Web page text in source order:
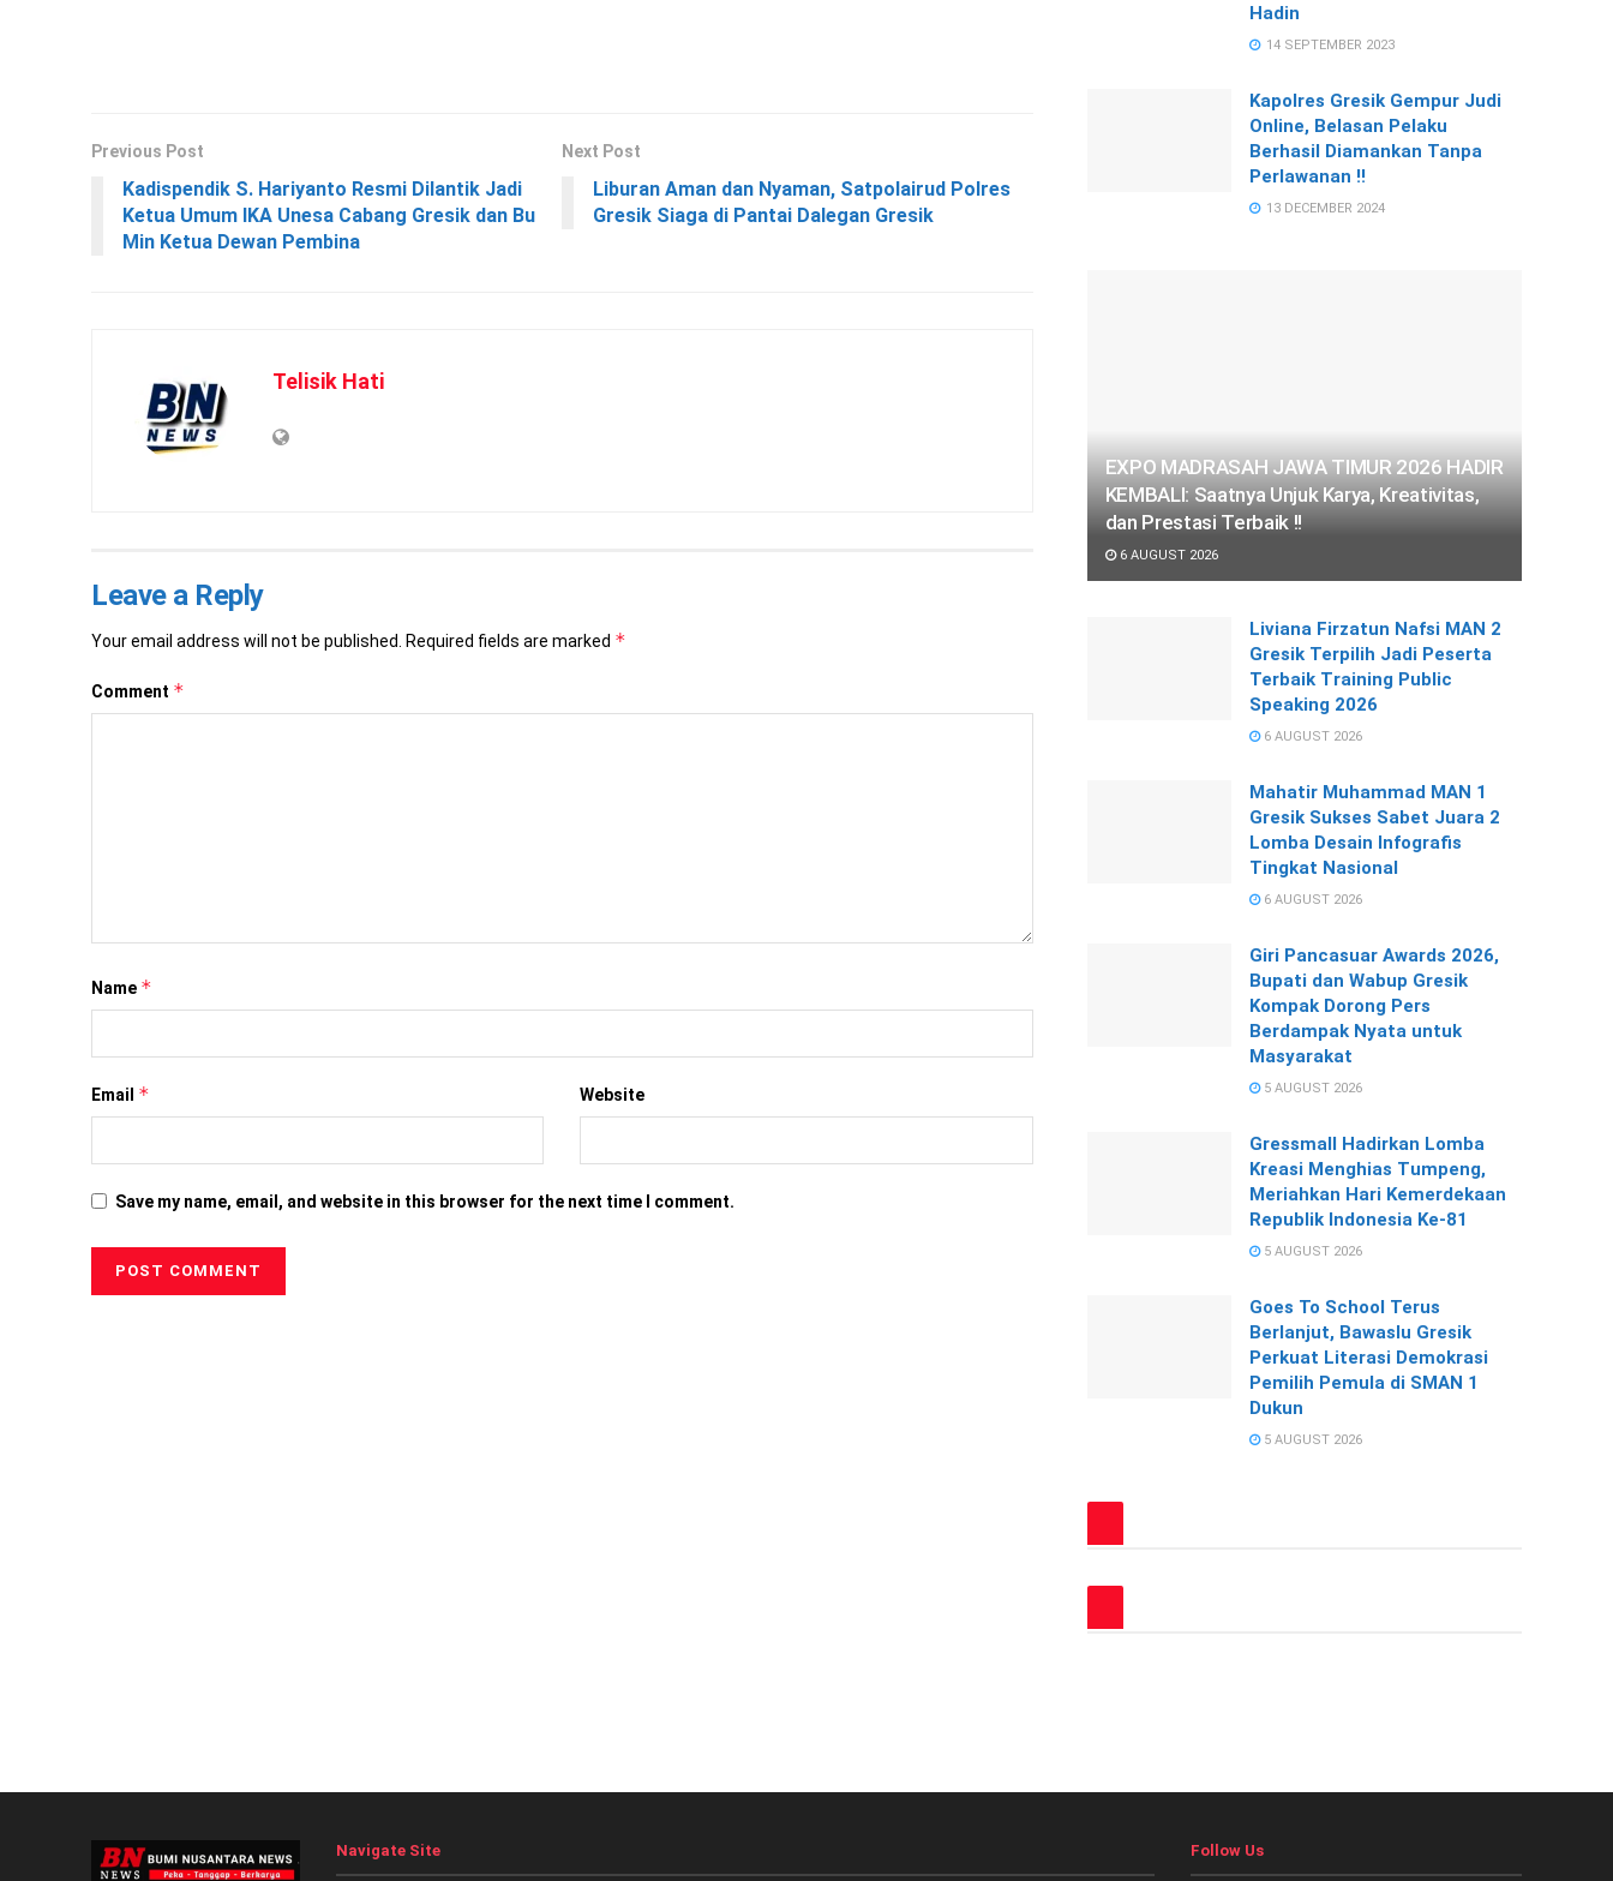
Previous Post
Kadispendik S. Hariyanto Resmi Dilantik Jadi
Ketua Umum IKA Unesa Cabang Gresik dan Bu
Min Ketua Dewan Pembina
Next Post
Liburan Aman dan Nyaman, Satpolairud Polres
Gresik Siaga di Pantai Dalegan Gresik
Telisik Hati
Leave a Reply
Your email address will not be published. Required fields are marked *
Comment *
Name *
Email * Website
Save my name, email, and website in this browser for the next time I comment.
Hadin
14 SEPTEMBER 2023
Kapolres Gresik Gempur Judi
Online, Belasan Pelaku
Berhasil Diamankan Tanpa
Perlawanan !!
13 DECEMBER 2024
EXPO MADRASAH JAWA TIMUR 2026 HADIR
KEMBALI: Saatnya Unjuk Karya, Kreativitas,
dan Prestasi Terbaik !!
6 AUGUST 2026
Liviana Firzatun Nafsi MAN 2
Gresik Terpilih Jadi Peserta
Terbaik Training Public
Speaking 2026
6 AUGUST 2026
Mahatir Muhammad MAN 1
Gresik Sukses Sabet Juara 2
Lomba Desain Infografis
Tingkat Nasional
6 AUGUST 2026
Giri Pancasuar Awards 2026,
Bupati dan Wabup Gresik
Kompak Dorong Pers
Berdampak Nyata untuk
Masyarakat
5 AUGUST 2026
Gressmall Hadirkan Lomba
Kreasi Menghias Tumpeng,
Meriahkan Hari Kemerdekaan
Republik Indonesia Ke-81
5 AUGUST 2026
Goes To School Terus
Berlanjut, Bawaslu Gresik
Perkuat Literasi Demokrasi
Pemilih Pemula di SMAN 1
Dukun
5 AUGUST 2026
Navigate Site Follow Us